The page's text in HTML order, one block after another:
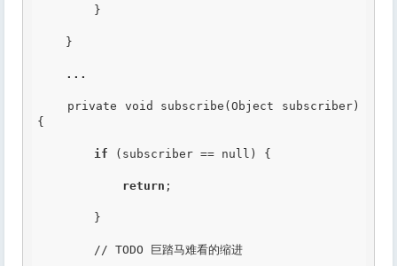
...
{
if (subscriber == null) {
return ;